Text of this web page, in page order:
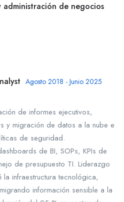
administración de negocios
Agosto 2018 - Junio 2025
de informes ejecutivos,
y migración de datos a la nube e
de seguridad.
de BI, SOPs, KPIs de
de presupuesto TI. Liderazgo
infraestructura tecnológica,
información sensible a la